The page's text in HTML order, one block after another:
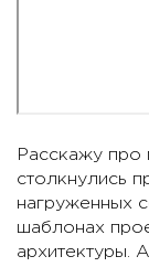
Расскажу про
столкнулись
нагруженных
шаблонах
архитектуры.